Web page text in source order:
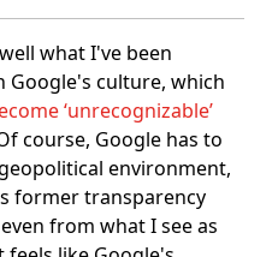
what I've been
Google's culture, which
‘unrecognizable’
course, Google has to
environment,
former transparency
from what I see as